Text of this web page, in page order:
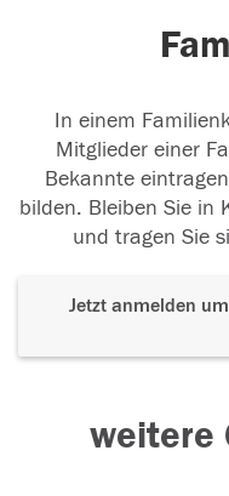
In einem
Mitglieder einer
Bekannte
bilden. Bleiben Sie in
und tragen Sie
Jetzt anmelden
weitere